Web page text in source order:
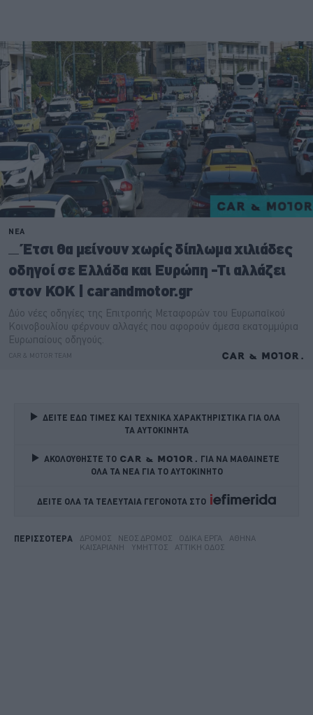
ΔΕΙΤΕ ΕΔΩ ΤΙΜΕΣ ΚΑΙ ΤΕΧΝΙΚΑ ΧΑΡΑΚΤΗΡΙΣΤΙΚΑ ΓΙΑ ΟΛΑ
ΤΑ ΑΥΤΟΚΙΝΗΤΑ
ΑΚΟΛΟΥΘΗΣΤΕ ΤΟ
ΓΙΑ ΝΑ ΜΑΘΑΙΝΕΤΕ
ΟΛΑ ΤΑ ΝΕΑ ΓΙΑ ΤΟ ΑΥΤΟΚΙΝΗΤΟ
ΔΕΙΤΕ ΟΛΑ ΤΑ ΤΕΛΕΥΤΑΙΑ ΓΕΓΟΝΟΤΑ ΣΤΟ
ΠΕΡΙΣΣΟΤΕΡΑ ΔΡΌΜΟΣ ΝΈΟΣ ΔΡΌΜΟΣ ΟΔΙΚΆ ΈΡΓΑ
ΑΘΉΝΑ
ΚΑΙΣΑΡΙΑΝΉ
ΥΜΗΤΤΌΣ ΑΤΤΙΚΉ ΟΔΌΣ